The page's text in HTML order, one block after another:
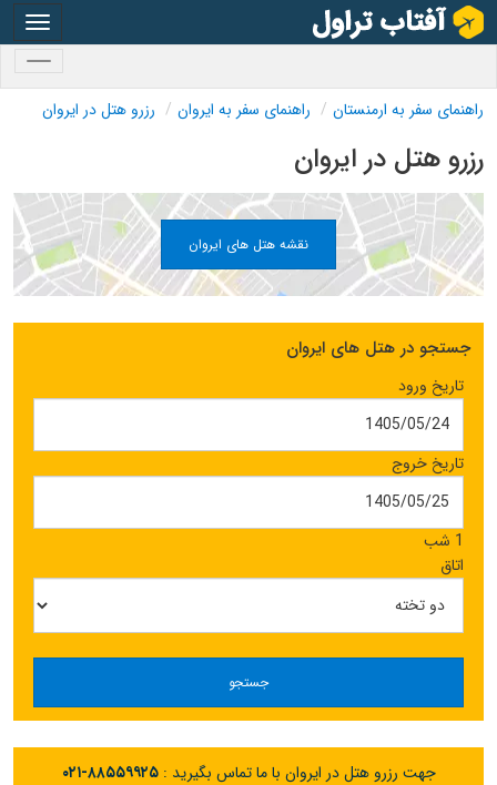
راهنمای سفر به ارمنستان راهنمای سفر به ایروان رزرو هتل در ایروان
رزرو هتل در ایروان
نقشه هتل های ایروان
جستجو در هتل های ایروان
تاریخ ورود
تاریخ خروج
1 شب
اتاق
جستجو
جهت رزرو هتل در ایروان با ما تماس بگیرید :۰۲۱-۸۸۵۵۹۹۲۵